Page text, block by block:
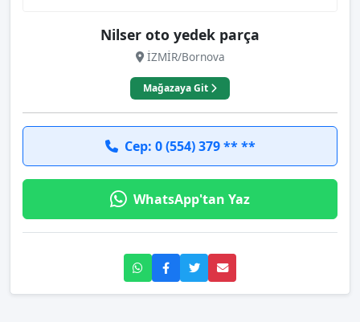
Nilser oto yedek parça
İZMİR/Bornova
Mağazaya Git
Cep: 0 (554) 379 ** **
WhatsApp'tan Yaz